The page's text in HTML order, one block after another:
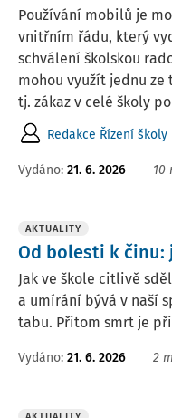
Používání mobilů je
vnitřním řádu, který
schválení školskou
mohou využít jednu
tj. zákaz v celé školy
Redakce Řízení školy
Vydáno: 21. 6. 2026 10
AKTUALITY
Od bolesti k činu:
Jak ve škole citlivě
a umírání bývá v naší
tabu. Přitom smrt je
Vydáno: 21. 6. 2026 2